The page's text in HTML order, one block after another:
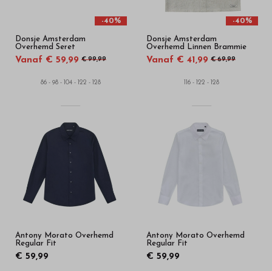
-40%
Donsje Amsterdam
Overhemd Seret
Vanaf € 59,99 € 99,99
86 - 98 - 104 - 122 - 128
-40%
Donsje Amsterdam
Overhemd Linnen Brammie
Vanaf € 41,99 € 69,99
116 - 122 - 128
Antony Morato Overhemd
Regular Fit
€ 59,99
Antony Morato Overhemd
Regular Fit
€ 59,99